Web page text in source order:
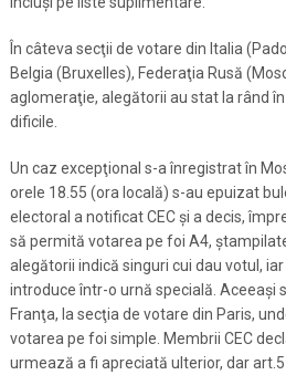
În câteva secţii de votare din Italia
Belgia (Bruxelles), Federaţia Rusă
aglomeraţie, alegătorii au stat la rând
dificile.
Un caz excepţional s-a înregistrat în
orele 18.55 (ora locală) s-au epuizat
electoral a notificat CEC şi a decis,
să permită votarea pe foi A4,
alegătorii indică singuri cui dau votul,
introduce într-o urnă specială. Aceeaşi
Franţa, la secţia de votare din Paris,
votarea pe foi simple. Membrii CEC
urmează a fi apreciată ulterior, dar